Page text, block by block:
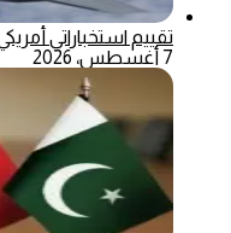
تقييم استخباراتي أمريكي:
7 أغسطس، 2026